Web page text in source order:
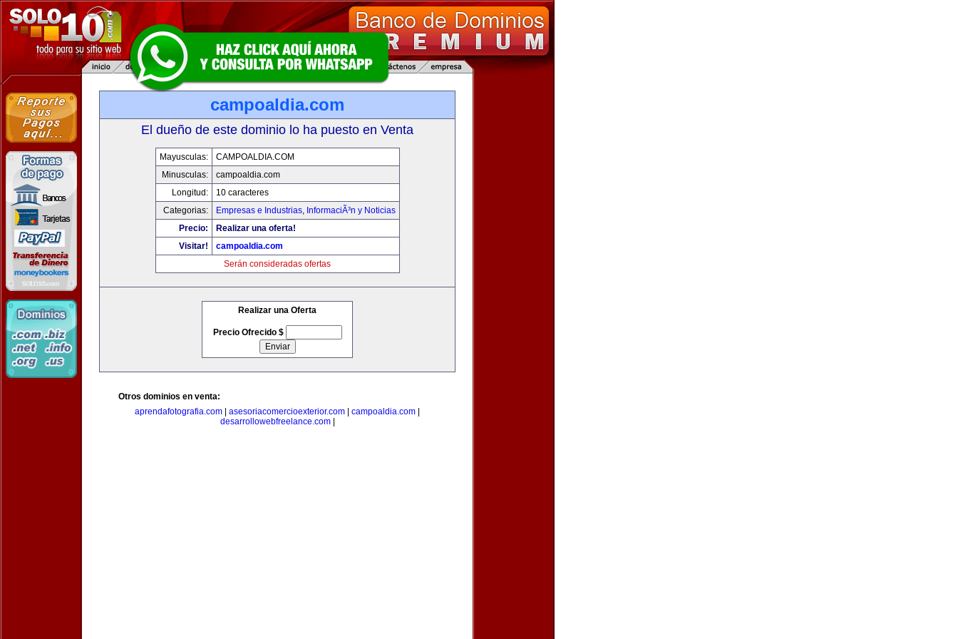
campoaldia.com
El dueño de este dominio lo ha puesto en Venta
Mayusculas:
CAMPOALDIA.COM
Minusculas:
campoaldia.com
Longitud:
10 caracteres
Categorias:
Empresas e Industrias, InformaciÃ³n y Noticias
Precio:
Realizar una oferta!
Visitar!
campoaldia.com
Serán consideradas ofertas
Realizar una Oferta
Precio Ofrecido $
Otros dominios en venta:
aprendafotografia.com
asesoriacomercioexterior.com campoaldia.com
desarrollowebfreelance.com|